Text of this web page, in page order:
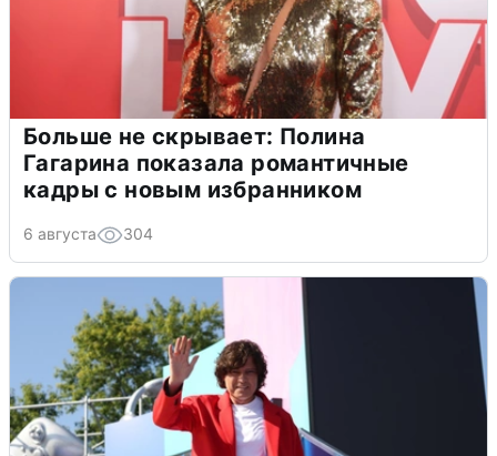
Больше не скрывает: Полина
Гагарина показала романтичные
кадры с новым избранником
6 августа 304